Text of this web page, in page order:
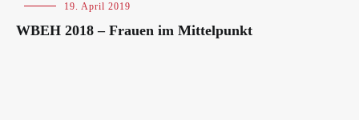
Blog ,
der
19. April 2019
WBEH 2018 – Frauen im Mittelpunkt